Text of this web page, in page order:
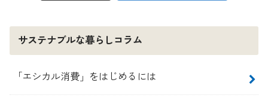
サステナブルな暮らしコラム
「エシカル消費」をはじめるには